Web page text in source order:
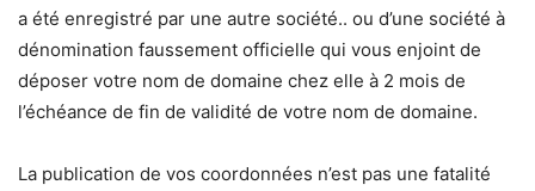
a été enregistré par une autre société.. ou d’une société à
dénomination faussement officielle qui vous enjoint de
déposer votre nom de domaine chez elle à 2 mois de
l’échéance de fin de validité de votre nom de domaine.
La publication de vos coordonnées n’est pas une fatalité